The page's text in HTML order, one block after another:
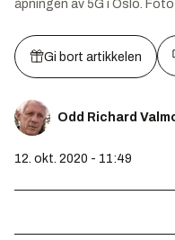
åpningen av 5G i Oslo.
Gi bort artikkelen
Odd Richard
12. okt. 2020 - 11:49